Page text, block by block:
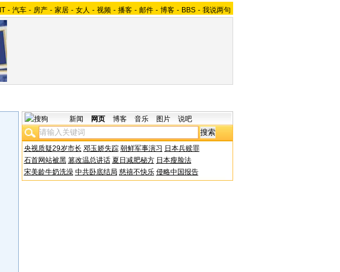
IT - 汽车 - 房产 - 家居 - 女人 - 视频 - 播客 - 邮件 - 博客 - BBS - 我说两句
新闻 网页 博客 音乐 图片 说吧
央视质疑29岁市长 邓玉娇失踪 朝鲜军事演习 日本兵赎罪
石首网站被黑 篡改温总讲话 夏日减肥秘方 日本瘦脸法
宋美龄牛奶洗澡 中共卧底结局 慈禧不快乐 侵略中国报告